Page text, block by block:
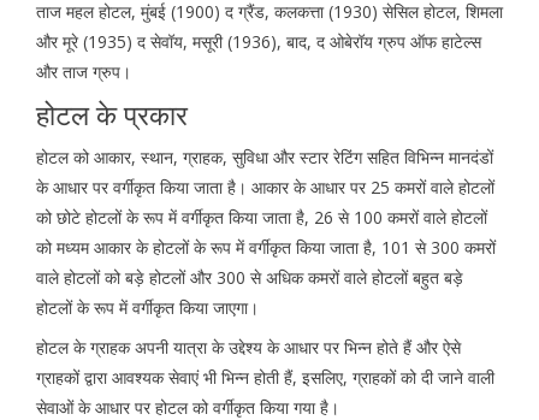
ताज महल होटल, मुंबई (1900) द ग्रैंड, कलकत्ता (1930) सेसिल होटल, शिमला
और मूरे (1935) द सेवॉय, मसूरी (1936), बाद, द ओबेरॉय ग्रुप ऑफ हाटेल्स
और ताज ग्रुप।
होटल के प्रकार
होटल को आकार, स्थान, ग्राहक, सुविधा और स्टार रेटिंग सहित विभिन्न मानदंडों
के आधार पर वर्गीकृत किया जाता है। आकार के आधार पर 25 कमरों वाले होटलों
को छोटे होटलों के रूप में वर्गीकृत किया जाता है, 26 से 100 कमरों वाले होटलों
को मध्यम आकार के होटलों के रूप में वर्गीकृत किया जाता है, 101 से 300 कमरों
वाले होटलों को बड़े होटलों और 300 से अधिक कमरों वाले होटलों बहुत बड़े
होटलों के रूप में वर्गीकृत किया जाएगा।
होटल के ग्राहक अपनी यात्रा के उद्देश्य के आधार पर भिन्न होते हैं और ऐसे
ग्राहकों द्वारा आवश्यक सेवाएं भी भिन्न होती हैं, इसलिए, ग्राहकों को दी जाने वाली
सेवाओं के आधार पर होटल को वर्गीकृत किया गया है।